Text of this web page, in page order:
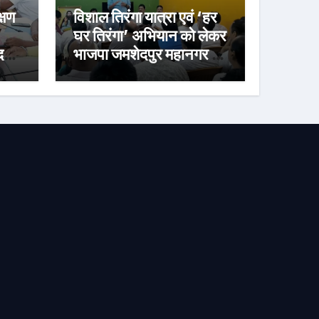
विशाल तिरंगा यात्रा एवं ‘हर
घर तिरंगा’ अभियान को लेकर
भाजपा जमशेदपुर महानगर की
तैयारियां हुई तेज, 9 अगस्त
को साकची नेताजी सुभाष
तिरंगा यात्रा